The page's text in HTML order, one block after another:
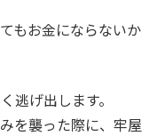
もお金にならないか
逃げ出します。
を襲った際に、牢屋